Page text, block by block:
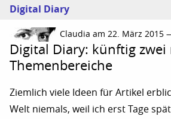
Digital Diary
Claudia am 22. März 2015
Digital Diary: künftig zwei
Themenbereiche
Ziemlich viele Ideen für Artikel
Welt niemals, weil ich erst Tage